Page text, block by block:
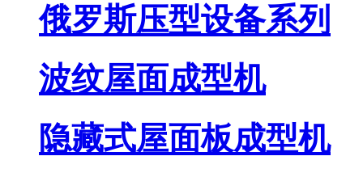
俄罗斯压型设备系列
波纹屋面成型机
隐藏式屋面板成型机